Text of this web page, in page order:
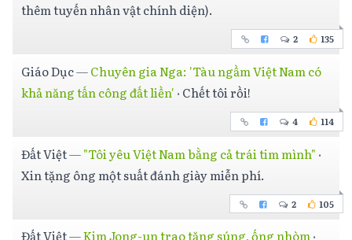
thêm tuyến nhân vật chính diện).
2 135
Giáo Dục—Chuyên gia Nga: 'Tàu ngầm Việt Nam có
khả năng tấn công đất liền' · Chết tôi rồi!
4 114
Đất Việt—"Tôi yêu Việt Nam bằng cả trái tim mình" ·
Xin tặng ông một suất đánh giày miễn phí.
2 105
Đất Việt—Kim Jong-un trao tặng súng, ống nhòm·